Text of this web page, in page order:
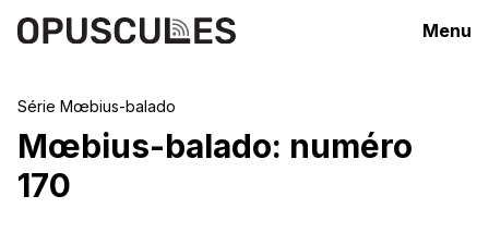
Menu
Série Mœbius-balado
Mœbius-balado: numéro
170